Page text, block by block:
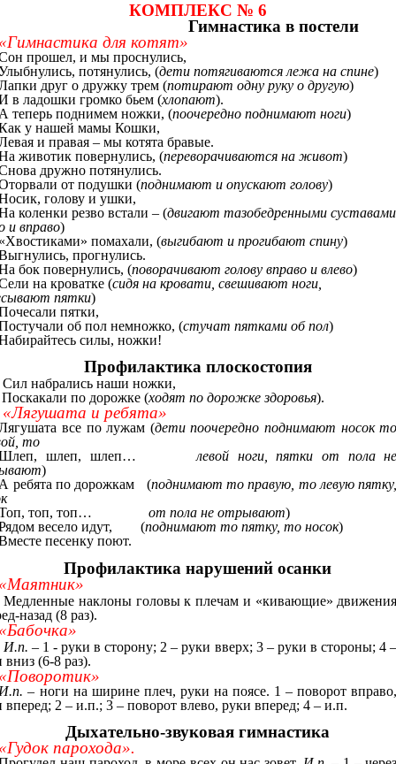
КОМПЛЕКС № 6
Гимнастика в постели
для котят»
прошел, и мы проснулись,
потянулись, (дети потягиваются лежа на спине)
друг о дружку трем (потирают одну руку о другую)
в ладошки громко бьем (хлопают).
теперь поднимем ножки, (поочередно поднимают ноги)
у нашей мамы Кошки,
и правая – мы котята бравые.
животик повернулись, (переворачиваются на живот)
дружно потянулись.
от подушки (поднимают и опускают голову)
голову и ушки,
коленки резво встали – (двигают тазобедренными суставами
и вправо)
помахали, (выгибают и прогибают спину)
прогнулись.
бок повернулись, (поворачивают голову вправо и влево)
на кроватке (сидя на кровати, свешивают ноги,
пятки)
пятки,
об пол немножко, (стучат пятками об пол)
силы, ножки!
Профилактика плоскостопия
Сил набрались наши ножки,
по дорожке (ходят по дорожке здоровья).
«Лягушата и ребята»
все по лужам (дети поочередно поднимают носок
то
шлеп, шлеп… левой ноги, пятки от пола
)
ребята по дорожкам (поднимают то правую, то левую
топ, топ… от пола не отрывают)
весело идут, (поднимают то пятку, то носок)
песенку поют.
Профилактика нарушений осанки
Медленные наклоны головы к плечам и «кивающие»
назад (8 раз).
И.п. – 1 - руки в сторону; 2 – руки вверх; 3 – руки в стороны; 4
вниз (6-8 раз).
– ноги на ширине плеч, руки на поясе. 1 – поворот
вперед; 2 – и.п.; 3 – поворот влево, руки вперед; 4 – и.п.
Дыхательно-звуковая гимнастика
парохода».